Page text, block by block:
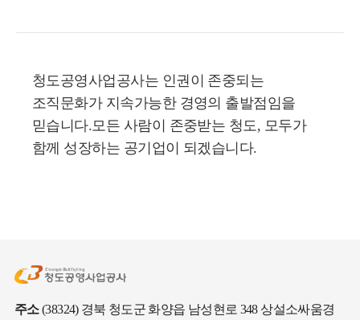
청도공영사업공사는 인권이 존중되는
조직문화가 지속가능한 경영의 출발점임을
믿습니다.모든 사람이 존중받는 청도, 모두가
함께 성장하는 공기업이 되겠습니다.
주소(38324) 경북 청도군 화양읍 남성현로 348 상설소싸움경